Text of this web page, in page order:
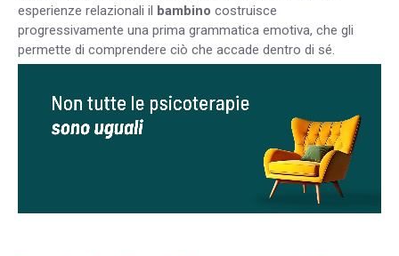
esperienze relazionali il bambino costruisce
progressivamente una prima grammatica emotiva, che gli
permette di comprendere ciò che accade dentro di sé.